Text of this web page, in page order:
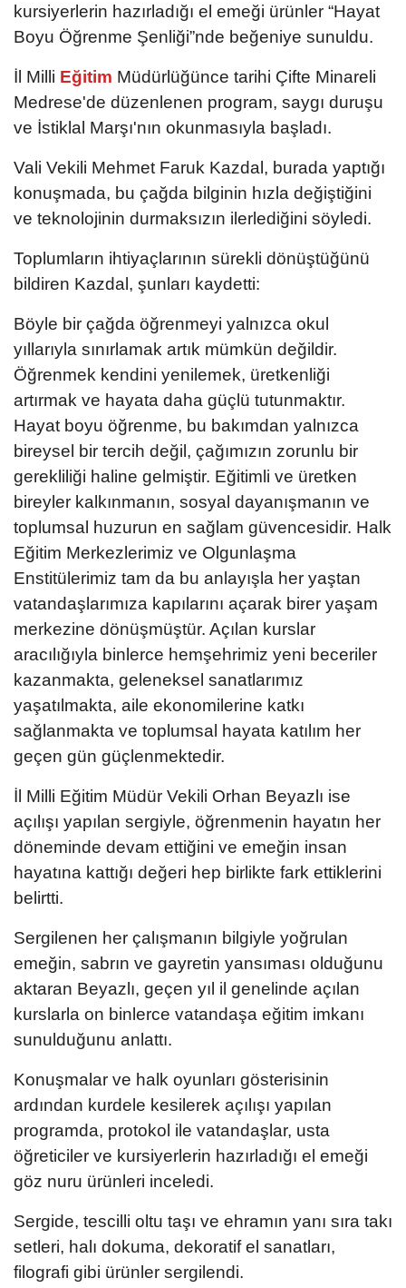
kursiyerlerin hazırladığı el emeği ürünler “Hayat
Boyu Öğrenme Şenliği”nde beğeniye sunuldu.
İl Milli Eğitim Müdürlüğünce tarihi Çifte Minareli
Medrese'de düzenlenen program, saygı duruşu
ve İstiklal Marşı'nın okunmasıyla başladı.
Vali Vekili Mehmet Faruk Kazdal, burada yaptığı
konuşmada, bu çağda bilginin hızla değiştiğini
ve teknolojinin durmaksızın ilerlediğini söyledi.
Toplumların ihtiyaçlarının sürekli dönüştüğünü
bildiren Kazdal, şunları kaydetti:
Böyle bir çağda öğrenmeyi yalnızca okul
yıllarıyla sınırlamak artık mümkün değildir.
Öğrenmek kendini yenilemek, üretkenliği
artırmak ve hayata daha güçlü tutunmaktır.
Hayat boyu öğrenme, bu bakımdan yalnızca
bireysel bir tercih değil, çağımızın zorunlu bir
gerekliliği haline gelmiştir. Eğitimli ve üretken
bireyler kalkınmanın, sosyal dayanışmanın ve
toplumsal huzurun en sağlam güvencesidir. Halk
Eğitim Merkezlerimiz ve Olgunlaşma
Enstitülerimiz tam da bu anlayışla her yaştan
vatandaşlarımıza kapılarını açarak birer yaşam
merkezine dönüşmüştür. Açılan kurslar
aracılığıyla binlerce hemşehrimiz yeni beceriler
kazanmakta, geleneksel sanatlarımız
yaşatılmakta, aile ekonomilerine katkı
sağlanmakta ve toplumsal hayata katılım her
geçen gün güçlenmektedir.
İl Milli Eğitim Müdür Vekili Orhan Beyazlı ise
açılışı yapılan sergiyle, öğrenmenin hayatın her
döneminde devam ettiğini ve emeğin insan
hayatına kattığı değeri hep birlikte fark ettiklerini
belirtti.
Sergilenen her çalışmanın bilgiyle yoğrulan
emeğin, sabrın ve gayretin yansıması olduğunu
aktaran Beyazlı, geçen yıl il genelinde açılan
kurslarla on binlerce vatandaşa eğitim imkanı
sunulduğunu anlattı.
Konuşmalar ve halk oyunları gösterisinin
ardından kurdele kesilerek açılışı yapılan
programda, protokol ile vatandaşlar, usta
öğreticiler ve kursiyerlerin hazırladığı el emeği
göz nuru ürünleri inceledi.
Sergide, tescilli oltu taşı ve ehramın yanı sıra takı
setleri, halı dokuma, dekoratif el sanatları,
filografi gibi ürünler sergilendi.